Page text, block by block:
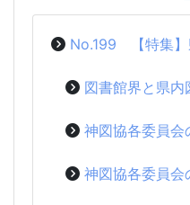
No.199 【特集】
図書館界と県内
神図協各委員会
神図協各委員会